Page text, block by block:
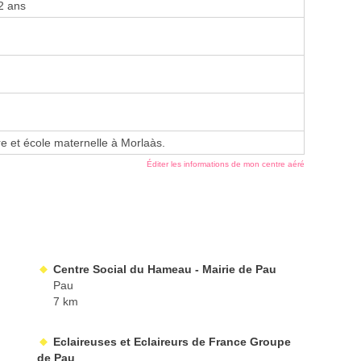
ans
et école maternelle à Morlaàs.
Éditer les informations de mon centre aéré
Centre Social du Hameau - Mairie de Pau
Pau
7 km
Eclaireuses et Eclaireurs de France Groupe
de Pau